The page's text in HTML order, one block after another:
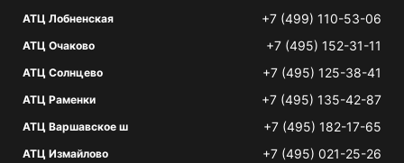
АТЦ Лобненская +7 (499) 110-53-06
АТЦ Очаково +7 (495) 152-31-11
АТЦ Солнцево +7 (495) 125-38-41
АТЦ Раменки +7 (495) 135-42-87
АТЦ Варшавское ш +7 (495) 182-17-65
АТЦ Измайлово +7 (495) 021-25-26